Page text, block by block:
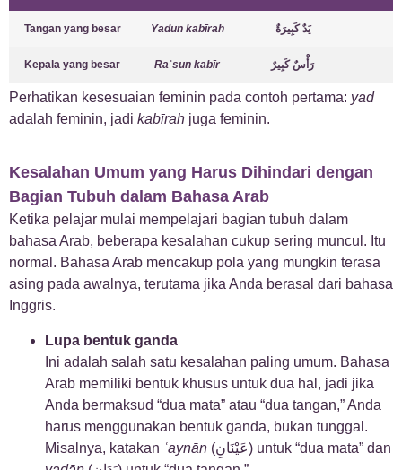
Tangan yang besar Yadun kabīrah يَدٌ كَبِيرَةٌ
Kepala yang besar Raʾsun kabīr رَأْسٌ كَبِيرٌ
Perhatikan kesesuaian feminin pada contoh pertama: yad
adalah feminin, jadi kabīrah juga feminin.
Kesalahan Umum yang Harus Dihindari dengan
Bagian Tubuh dalam Bahasa Arab
Ketika pelajar mulai mempelajari bagian tubuh dalam
bahasa Arab, beberapa kesalahan cukup sering muncul. Itu
normal. Bahasa Arab mencakup pola yang mungkin terasa
asing pada awalnya, terutama jika Anda berasal dari bahasa
Inggris.
Lupa bentuk ganda
Ini adalah salah satu kesalahan paling umum. Bahasa
Arab memiliki bentuk khusus untuk dua hal, jadi jika
Anda bermaksud “dua mata” atau “dua tangan,” Anda
harus menggunakan bentuk ganda, bukan tunggal.
Misalnya, katakan ʿaynān
(عَيْنَانِ) untuk “dua mata” dan